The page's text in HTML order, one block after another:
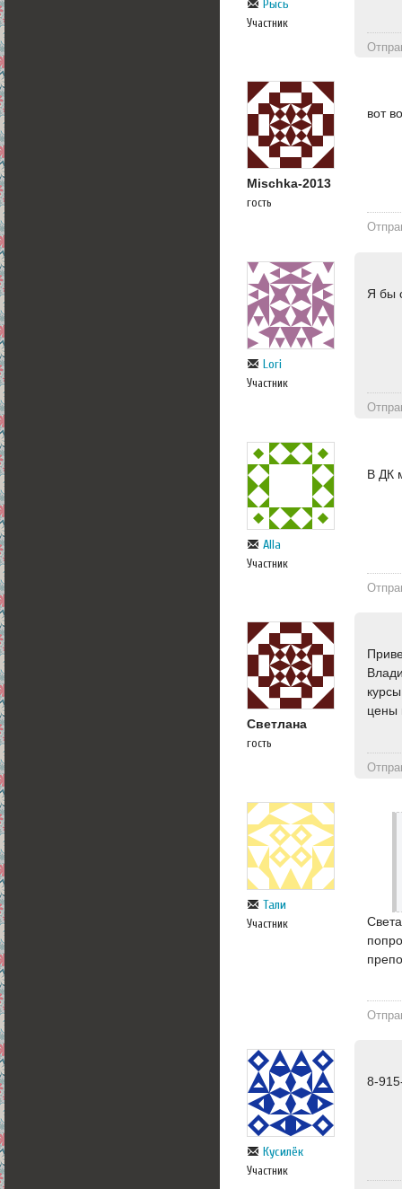
Рысь
Участник
Mischka-2013
гость
вот
Lori
Участник
Я бы
Alla
Участник
В ДК
Светлана
гость
цены
Тали
Участник
Кусилёк
Участник
8-